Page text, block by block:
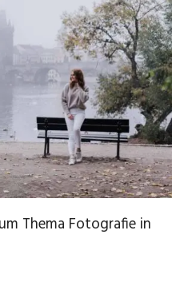
Thema Fotografie in